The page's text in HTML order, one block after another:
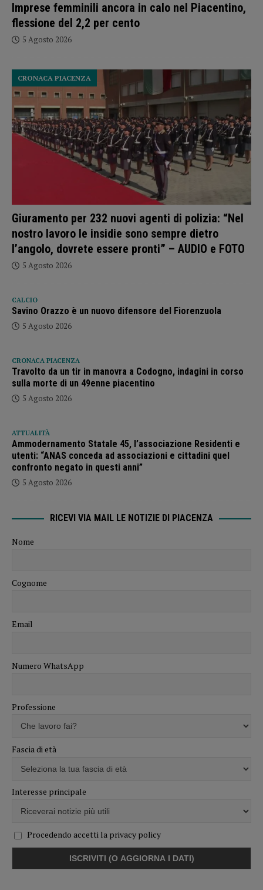
Imprese femminili ancora in calo nel Piacentino,
flessione del 2,2 per cento
5 Agosto 2026
Giuramento per 232 nuovi agenti di polizia: “Nel
nostro lavoro le insidie sono sempre dietro
l’angolo, dovrete essere pronti” – AUDIO e FOTO
CRONACA PIACENZA
5 Agosto 2026
CALCIO
Savino Orazzo è un nuovo difensore del Fiorenzuola
5 Agosto 2026
CRONACA PIACENZA
Travolto da un tir in manovra a Codogno, indagini in corso
sulla morte di un 49enne piacentino
5 Agosto 2026
ATTUALITÀ
Ammodernamento Statale 45, l’associazione Residenti e
utenti: “ANAS conceda ad associazioni e cittadini quel
confronto negato in questi anni”
5 Agosto 2026
RICEVI VIA MAIL LE NOTIZIE DI PIACENZA
Nome
Cognome
Email
Numero WhatsApp
Professione
Fascia di età
Interesse principale
Procedendo accetti la privacy policy